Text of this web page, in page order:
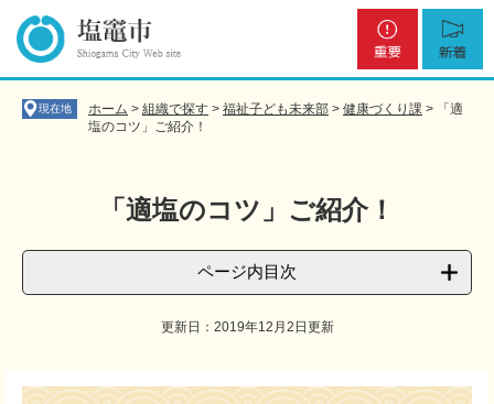
の
ー
現在地 ホーム > 組織で探す > 福祉子ども未来部 > 健康づくり課 >
「適
塩のコツ」ご紹介！
「適塩のコツ」ご紹介！
ページ内目次
更新日：2019年12月2日更新